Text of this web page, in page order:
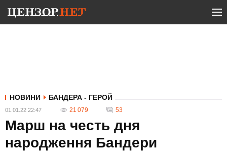
НОВИНИ БАНДЕРА - ГЕРОЙ
01.01.22 22:47 21 079 53
Марш на честь дня
народження Бандери